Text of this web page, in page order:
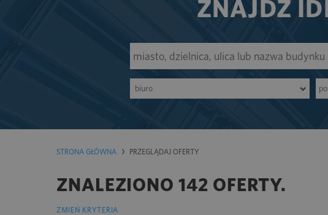
ZNAJDŹ
biuro
STRONA GŁÓWNA PRZEGLĄDAJ OFERTY
ZNALEZIONO 142 OFERTY.
ZMIEŃ KRYTERIA